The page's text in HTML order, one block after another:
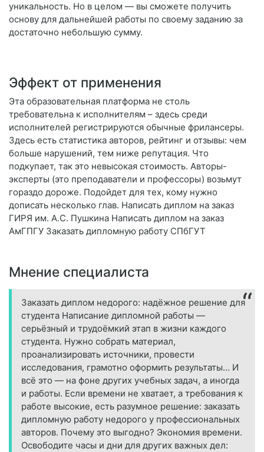
уникальность. Но в целом — вы сможете получить
основу для дальнейшей работы по своему заданию за
достаточно небольшую сумму.
Эффект от применения
Эта образовательная платформа не столь
требовательна к исполнителям – здесь среди
исполнителей регистрируются обычные фрилансеры.
Здесь есть статистика авторов, рейтинг и отзывы: чем
больше нарушений, тем ниже репутация. Что
подкупает, так это невысокая стоимость. Авторы-
эксперты (это преподаватели и профессоры) возьмут
гораздо дороже. Подойдет для тех, кому нужно
дописать несколько глав. Написать диплом на заказ
ГИРЯ им. А.С. Пушкина Написать диплом на заказ
АмГПГУ Заказать дипломную работу СПбГУТ
Мнение специалиста
Заказать диплом недорого: надёжное решение для
студента Написание дипломной работы —
серьёзный и трудоёмкий этап в жизни каждого
студента. Нужно собрать материал,
проанализировать источники, провести
исследования, грамотно оформить результаты… И
всё это — на фоне других учебных задач, а иногда
и работы. Если времени не хватает, а требования к
работе высокие, есть разумное решение: заказать
дипломную работу недорого у профессиональных
авторов. Почему это выгодно? Экономия времени.
Освободите часы и дни для других важных дел: